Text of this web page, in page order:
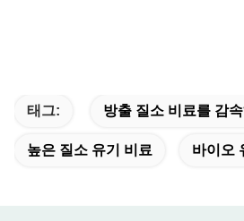
태그: 방출 질소 비료를 감
높은 질소 유기 비료 바이오